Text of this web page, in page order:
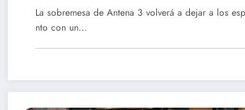
La sobremesa de Antena 3 volverá a dejar a los
nto con un…